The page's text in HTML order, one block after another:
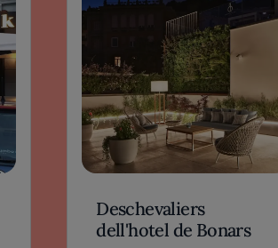
Deschevaliers
dell'hotel de Bonars